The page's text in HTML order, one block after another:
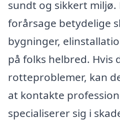
sundt og sikkert miljø.
forårsage betydelige
bygninger,
på folks helbred. Hvis
rotteproblemer, kan
at kontakte
specialiserer sig i